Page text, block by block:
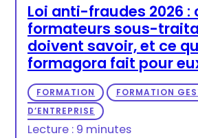
Loi anti-fraudes 2026 :
formateurs sous-
doivent savoir, et ce
formagora fait pour
FORMATION
FORMATION
D’ENTREPRISE
Lecture : 9 minutes